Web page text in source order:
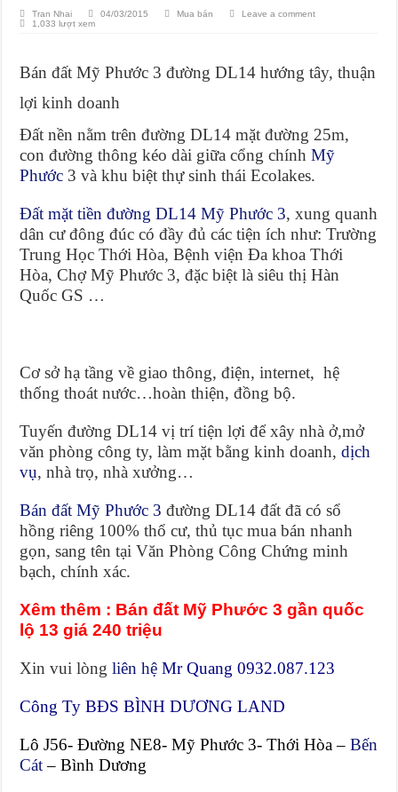
Tran Nhai 04/03/2015 Mua bán
Leave a comment
1,033 lượt xem
Bán đất Mỹ Phước 3 đường DL14 hướng tây, thuận
lợi kinh doanh
Đất nền nằm trên đường DL14 mặt đường 25m,
con đường thông kéo dài giữa cổng chínhMỹ
Phước 3 và khu biệt thự sinh thái Ecolakes.
Đất mặt tiền đường DL14 Mỹ Phước 3, xung quanh
dân cư đông đúc có đầy đủ các tiện ích như: Trường
Trung Học Thới Hòa, Bệnh viện Đa khoa Thới
Hòa, Chợ Mỹ Phước 3, đặc biệt là siêu thị Hàn
Quốc GS …
Cơ sở hạ tầng về giao thông, điện, internet, hệ
thống thoát nước…hoàn thiện, đồng bộ.
Tuyến đường DL14 vị trí tiện lợi để xây nhà ở,mở
văn phòng công ty, làm mặt bằng kinh doanh,dịch
vụ, nhà trọ, nhà xưởng…
Bán đất Mỹ Phước 3 đường DL14 đất đã có sổ
hồng riêng 100% thổ cư, thủ tục mua bán nhanh
gọn, sang tên tại Văn Phòng Công Chứng minh
bạch, chính xác.
Xêm thêm : Bán đất Mỹ Phước 3 gần quốc
lộ 13 giá 240 triệu
Xin vui lòngliên hệ Mr Quang 0932.087.123
Công Ty BĐS BÌNH DƯƠNG LAND
Lô J56- Đường NE8- Mỹ Phước 3- Thới Hòa –Bến
Cát– Bình Dương